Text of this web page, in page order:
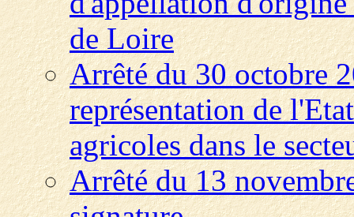
de Loire
Arrêté du 30 octobre
représentation de
agricoles dans le
Arrêté du 13